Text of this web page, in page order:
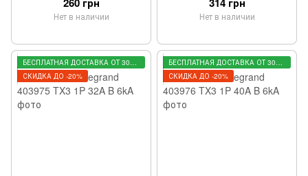
Нет в наличии Нет в наличии
БЕСПЛАТНАЯ ДОСТАВКА ОТ 3000 ГРН
СКИДКА ДО -20%
БЕСПЛАТНАЯ ДОСТАВКА ОТ 3000 ГРН
СКИДКА ДО -20%